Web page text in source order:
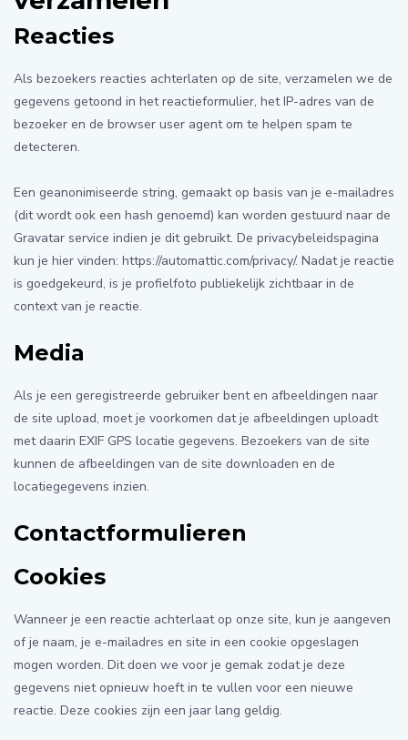
Reacties
Als bezoekers reacties achterlaten op de site, verzamelen we de
gegevens getoond in het reactieformulier, het IP-adres van de
bezoeker en de browser user agent om te helpen spam te
detecteren.
Een geanonimiseerde string, gemaakt op basis van je e-mailadres
(dit wordt ook een hash genoemd) kan worden gestuurd naar de
Gravatar service indien je dit gebruikt. De privacybeleidspagina
kun je hier vinden: https://automattic.com/privacy/. Nadat je reactie
is goedgekeurd, is je profielfoto publiekelijk zichtbaar in de
context van je reactie.
Media
Als je een geregistreerde gebruiker bent en afbeeldingen naar
de site upload, moet je voorkomen dat je afbeeldingen uploadt
met daarin EXIF GPS locatie gegevens. Bezoekers van de site
kunnen de afbeeldingen van de site downloaden en de
locatiegegevens inzien.
Contactformulieren
Cookies
Wanneer je een reactie achterlaat op onze site, kun je aangeven
of je naam, je e-mailadres en site in een cookie opgeslagen
mogen worden. Dit doen we voor je gemak zodat je deze
gegevens niet opnieuw hoeft in te vullen voor een nieuwe
reactie. Deze cookies zijn een jaar lang geldig.